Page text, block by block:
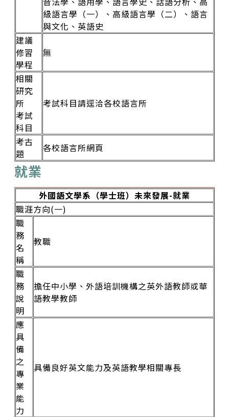
級語言學（一）、高級語言學（二）、語言
與文化、英語史
建議
修習
學程
無
相關
研究
所
考試
科目
考試科目請逕洽各校語言所
考古
題
各校語言所網頁
就業
外國語文學系（學士班）未來發展-就業
職涯方向(一)
職
務
名
稱
教職
職
務
說
明
擔任中小學、外語培訓機構之英外語教師或華
語教學教師
應
具
備
之
專
業
能
力
具備良好英文能力及英語教學相關專長